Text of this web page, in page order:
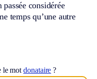
considérée
temps qu’une autre
le motdonataire ?